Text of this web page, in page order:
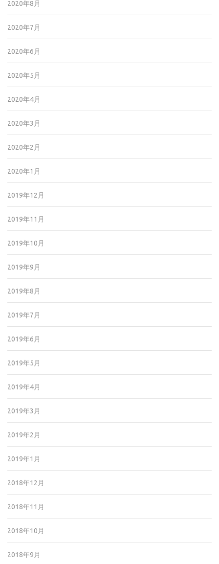
2020年8月
2020年7月
2020年6月
2020年5月
2020年4月
2020年3月
2020年2月
2020年1月
2019年12月
2019年11月
2019年10月
2019年9月
2019年8月
2019年7月
2019年6月
2019年5月
2019年4月
2019年3月
2019年2月
2019年1月
2018年12月
2018年11月
2018年10月
2018年9月